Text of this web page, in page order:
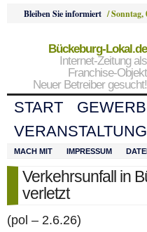
Bleiben Sie informiert /Sonntag,
Bückeburg-Lokal.de
Internet-Zeitung als
Franchise-Objekt
Neuer Betreiber gesucht!
START
MACH MIT IMPRESSUM
Verkehrsunfall in
verletzt
(pol – 2.6.26)